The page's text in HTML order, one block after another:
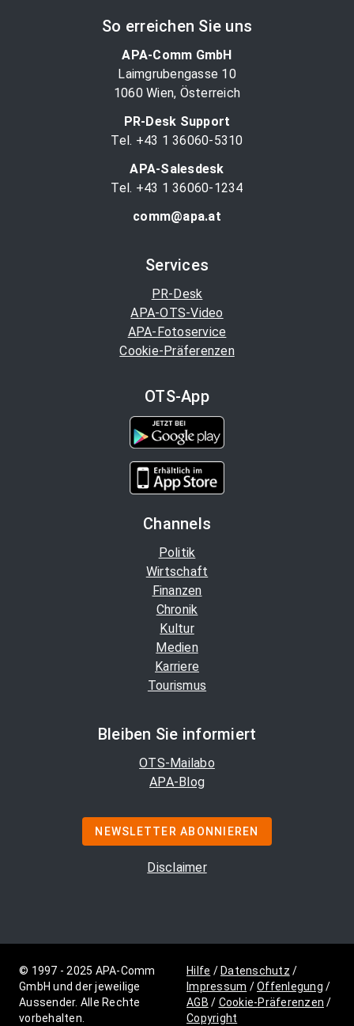
So erreichen Sie uns
APA-Comm GmbH
Laimgrubengasse 10
1060 Wien, Österreich
PR-Desk Support
Tel. +43 1 36060-5310
APA-Salesdesk
Tel. +43 1 36060-1234
comm@apa.at
Services
PR-Desk
APA-OTS-Video
APA-Fotoservice
Cookie-Präferenzen
OTS-App
Channels
Politik
Wirtschaft
Finanzen
Chronik
Kultur
Medien
Karriere
Tourismus
Bleiben Sie informiert
OTS-Mailabo
APA-Blog
NEWSLETTER ABONNIEREN
Disclaimer
© 1997 - 2025 APA-Comm
GmbH und der jeweilige
Aussender. Alle Rechte
vorbehalten.
Hilfe / Datenschutz /
Impressum /Offenlegung /
AGB / Cookie-Präferenzen /
Copyright